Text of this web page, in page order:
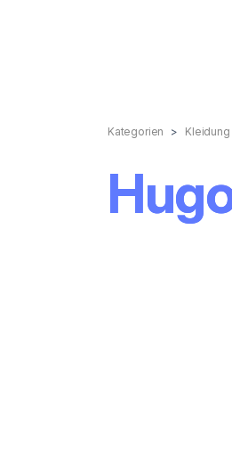
Kategorien Kleidung